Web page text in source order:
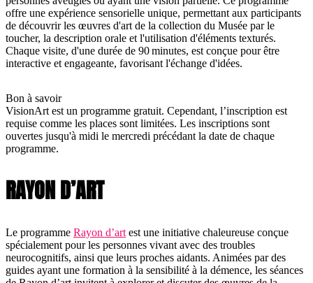
offre une expérience sensorielle unique, permettant aux participants
de découvrir les œuvres d'art de la collection du Musée par le
toucher, la description orale et l'utilisation d'éléments texturés.
Chaque visite, d'une durée de 90 minutes, est conçue pour être
interactive et engageante, favorisant l'échange d'idées.
Bon à savoir
VisionArt est un programme gratuit. Cependant, l’inscription est
requise comme les places sont limitées. Les inscriptions sont
ouvertes jusqu'à midi le mercredi précédant la date de chaque
programme.
RAYON D’ART
Le programme Rayon d’artest une initiative chaleureuse conçue
spécialement pour les personnes vivant avec des troubles
neurocognitifs, ainsi que leurs proches aidants. Animées par des
guides ayant une formation à la sensibilité à la démence, les séances